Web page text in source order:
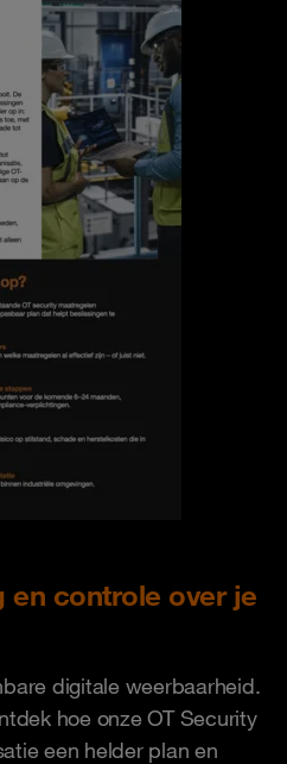
en controle over je
digitale weerbaarheid.
hoe onze OT Security
een helder plan en